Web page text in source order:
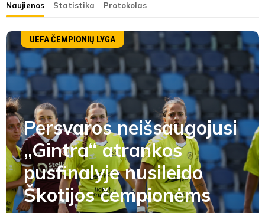
Naujienos Statistika Protokolas
UEFA ČEMPIONIŲ LYGA
Persvaros neišsaugojusi
„Gintra“ atrankos
pusfinalyje nusileido
Škotijos čempionėms